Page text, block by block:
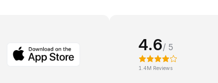
4.6/ 5
1.4M Reviews